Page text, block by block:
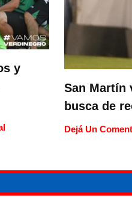
y
San Martín
busca de
Dejá Un